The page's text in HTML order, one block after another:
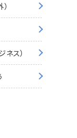
ス）